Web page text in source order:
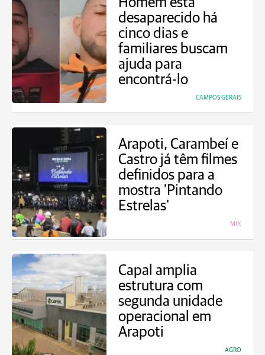
desaparecido há
cinco dias e
familiares buscam
ajuda para
encontrá-lo
CAMPOS GERAIS
Arapoti, Carambeí e
Castro já têm filmes
definidos para a
mostra 'Pintando
Estrelas'
MIX
Capal amplia
estrutura com
segunda unidade
operacional em
Arapoti
AGRO